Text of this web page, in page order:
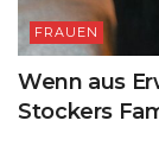
FRAUEN
Wenn aus
Stockers